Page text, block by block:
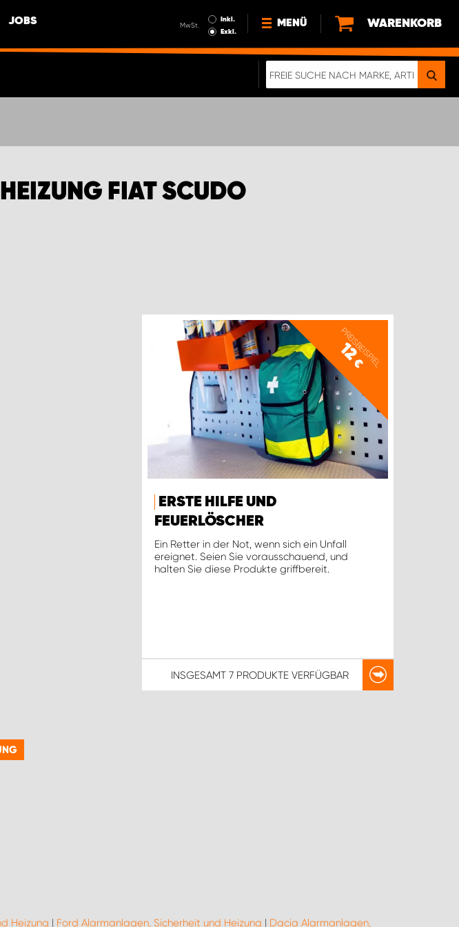
JOBS MwSt.
Inkl.
Exkl.
MENÜ
NEWS
WARENKORB
FIAT SCUDO
PREISBEISPIEL
12
€
ERSTE HILFE UND
FEUERLÖSCHER
Ein Retter in der Not, wenn sich ein Unfall
ereignet. Seien Sie vorausschauend, und
halten Sie diese Produkte griffbereit.
INSGESAMT 7 PRODUKTE VERFÜGBAR
Heizung | Ford Alarmanlagen, Sicherheit und Heizung | Dacia Alarmanlagen,